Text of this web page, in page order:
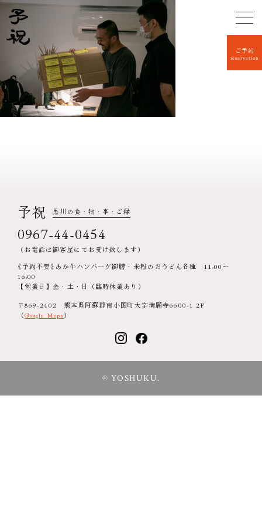
ご予約
reservation
予祝 黒川の食・物・事・ご縁
0967-44-0454
（お電話は御客屋にてお受け致します）
《予約不要》あか牛ハンバーグ御膳・米粉のおうどん各種 11:00～
16:00
【営業日】金・土・日（臨時休業あり）
〒869-2402 熊本県阿蘇郡南小国町大字満願寺6600-1 2F
（Google Maps）
© YOSHUKU.